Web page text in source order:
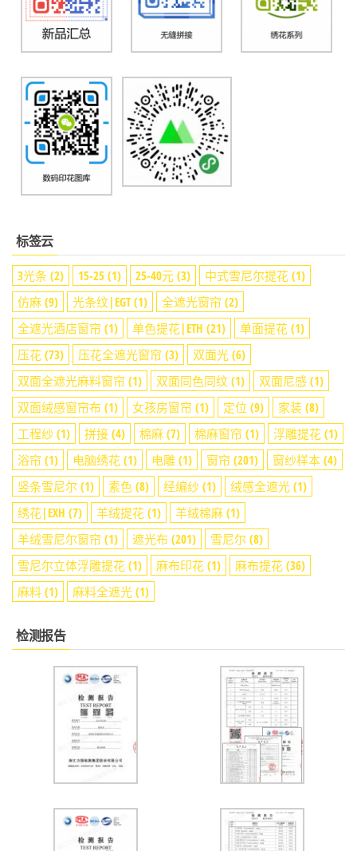
标签云
3光条 (2) 15-25 (1) 25-40元 (3) 中式雪尼尔提花 (1)
仿麻 (9) 光条纹|EGT(1) 全遮光窗帘 (2)
全遮光酒店窗帘 (1) 单色提花|ETH (21) 单面提花 (1)
压花 (73) 压花全遮光窗帘 (3) 双面光 (6)
双面全遮光麻料窗帘 (1) 双面同色同纹 (1) 双面尼感 (1)
双面绒感窗帘布 (1) 女孩房窗帘 (1) 定位 (9) 家装 (8)
工程纱 (1) 拼接 (4) 棉麻 (7) 棉麻窗帘 (1) 浮雕提花 (1)
浴帘 (1) 电脑绣花 (1) 电雕 (1) 窗帘 (201) 窗纱样本 (4)
竖条雪尼尔 (1) 素色 (8) 经编纱 (1) 绒感全遮光 (1)
绣花|EXH (7) 羊绒提花 (1) 羊绒棉麻 (1)
羊绒雪尼尔窗帘 (1) 遮光布 (201) 雪尼尔 (8)
雪尼尔立体浮雕提花 (1) 麻布印花 (1) 麻布提花 (36)
麻料 (1) 麻料全遮光 (1)
检测报告